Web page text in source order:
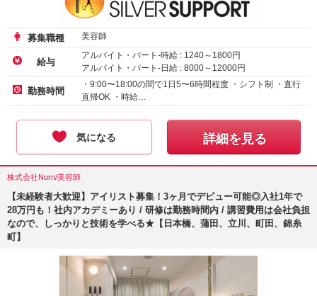
募集職種 美容師
給与
アルバイト・パート-時給 : 1240～ 1800円
アルバイト・パート-日給 : 8000～ 12000円
勤務時間
・9:00〜18:00の間で1日5〜6時間程度 ・シフト制 ・直行
直帰OK ・時給…
気になる 詳細を見る
株式会社Norn/美容師
【未経験者大歓迎】アイリスト募集！3ヶ月でデビュー可能◎入社1年で
28万円も！社内アカデミーあり / 研修は勤務時間内 / 講習費用は会社負担
なので、しっかりと技術を学べる★【日本橋、蒲田、立川、町田、錦糸
町】